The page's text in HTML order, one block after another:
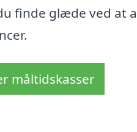
finde glæde ved at
måltidskasser